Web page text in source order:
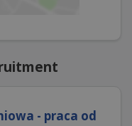
- praca od